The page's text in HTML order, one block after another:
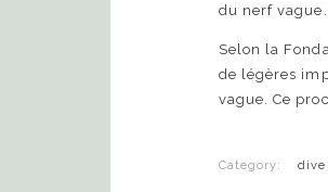
du nerf vague.
Selon la
de légères
vague. Ce
Category: